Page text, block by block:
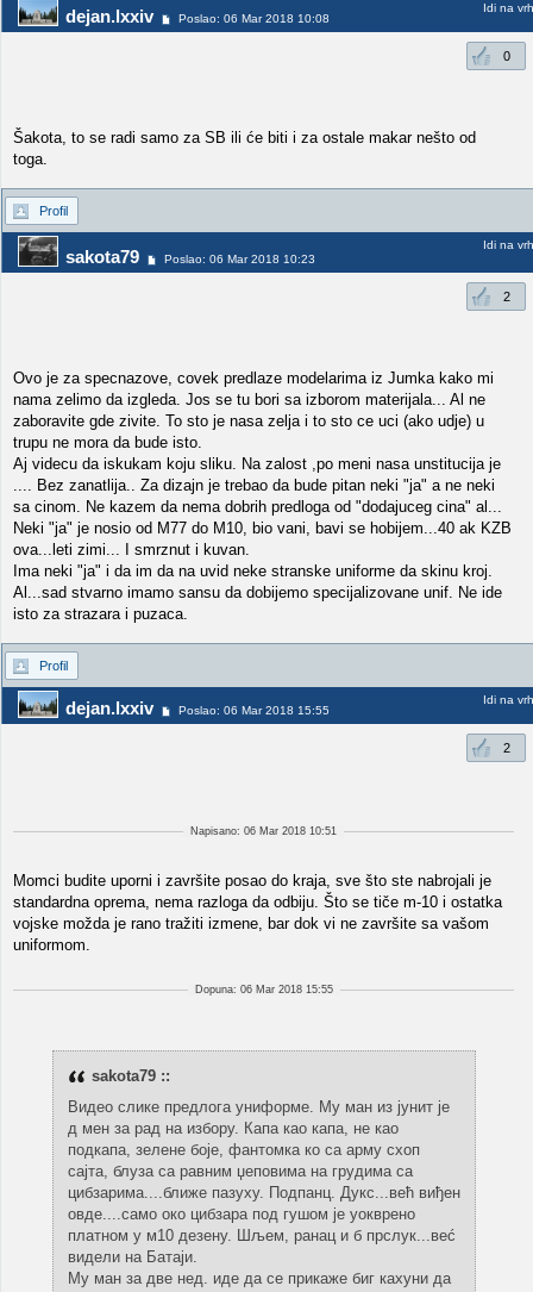
dejan.lxxiv Poslao: 06 Mar 2018 10:08
Idi na vrh
0
Šakota, to se radi samo za SB ili će biti i za ostale makar nešto od
toga.
Profil
sakota79 Poslao: 06 Mar 2018 10:23
Idi na vrh
2
Ovo je za specnazove, covek predlaze modelarima iz Jumka kako mi
nama zelimo da izgleda. Jos se tu bori sa izborom materijala... Al ne
zaboravite gde zivite. To sto je nasa zelja i to sto ce uci (ako udje) u
trupu ne mora da bude isto.
Aj videcu da iskukam koju sliku. Na zalost ,po meni nasa unstitucija je
.... Bez zanatlija.. Za dizajn je trebao da bude pitan neki "ja" a ne neki
sa cinom. Ne kazem da nema dobrih predloga od "dodajuceg cina" al...
Neki "ja" je nosio od M77 do M10, bio vani, bavi se hobijem...40 ak KZB
ova...leti zimi... I smrznut i kuvan.
Ima neki "ja" i da im da na uvid neke stranske uniforme da skinu kroj.
Al...sad stvarno imamo sansu da dobijemo specijalizovane unif. Ne ide
isto za strazara i puzaca.
Profil
dejan.lxxiv Poslao: 06 Mar 2018 15:55
Idi na vrh
2
Napisano: 06 Mar 2018 10:51
Momci budite uporni i završite posao do kraja, sve što ste nabrojali je
standardna oprema, nema razloga da odbiju. Što se tiče m-10 i ostatka
vojske možda je rano tražiti izmene, bar dok vi ne završite sa vašom
uniformom.
Dopuna: 06 Mar 2018 15:55
sakota79 ::
Видео слике предлога униформе. Му ман из јунит је
д мен за рад на избору. Капа као капа, не као
подкапа, зелене боjе, фантомка ко са арму схоп
сајта, блуза са равним џеповима на грудима са
цибзарима....ближе пазуху. Подпанц. Дукс...већ виђен
овде....само око цибзара под гушом је уокврено
платном у м10 дезену. Шљем, ранац и б прслук...веć
видели на Батаји.
Му ман за две нед. иде да се прикаже биг кахуни да